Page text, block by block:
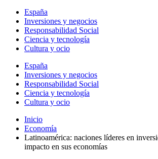
España
Inversiones y negocios
Responsabilidad Social
Ciencia y tecnología
Cultura y ocio
España
Inversiones y negocios
Responsabilidad Social
Ciencia y tecnología
Cultura y ocio
Inicio
Economía
Latinoamérica: naciones líderes en
impacto en sus economías